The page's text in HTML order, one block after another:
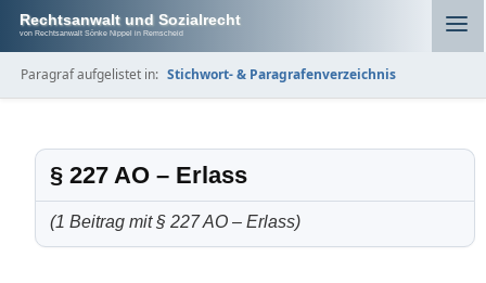
Rechtsanwalt und Sozialrecht
von Rechtsanwalt Sönke Nippel in Remscheid
Paragraf aufgelistet in: Stichwort- & Paragrafenverzeichnis
§ 227 AO – Erlass
(1 Beitrag mit § 227 AO – Erlass)